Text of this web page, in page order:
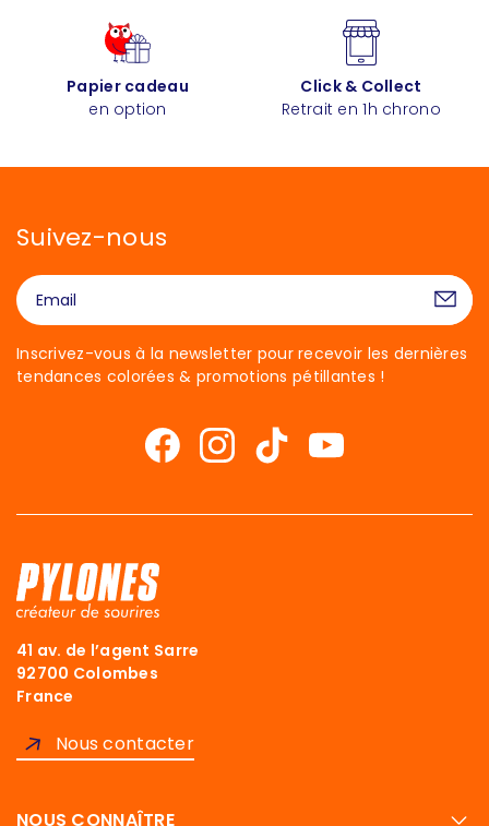
Papier cadeau
en option
Click & Collect
Retrait en 1h chrono
Suivez-nous
Inscrivez-vous à la newsletter pour recevoir les dernières
tendances colorées & promotions pétillantes !
41 av. de l’agent Sarre
92700 Colombes
France
Nous contacter
NOUS CONNAÎTRE